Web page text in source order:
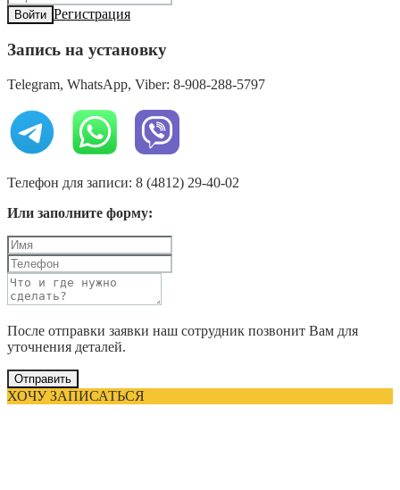
Войти Регистрация
Запись на установку
Telegram, WhatsApp, Viber: 8-908-288-5797
Телефон для записи: 8 (4812) 29-40-02
Или заполните форму:
После отправки заявки наш сотрудник позвонит Вам для
уточнения деталей.
Отправить
ХОЧУ ЗАПИСАТЬСЯ